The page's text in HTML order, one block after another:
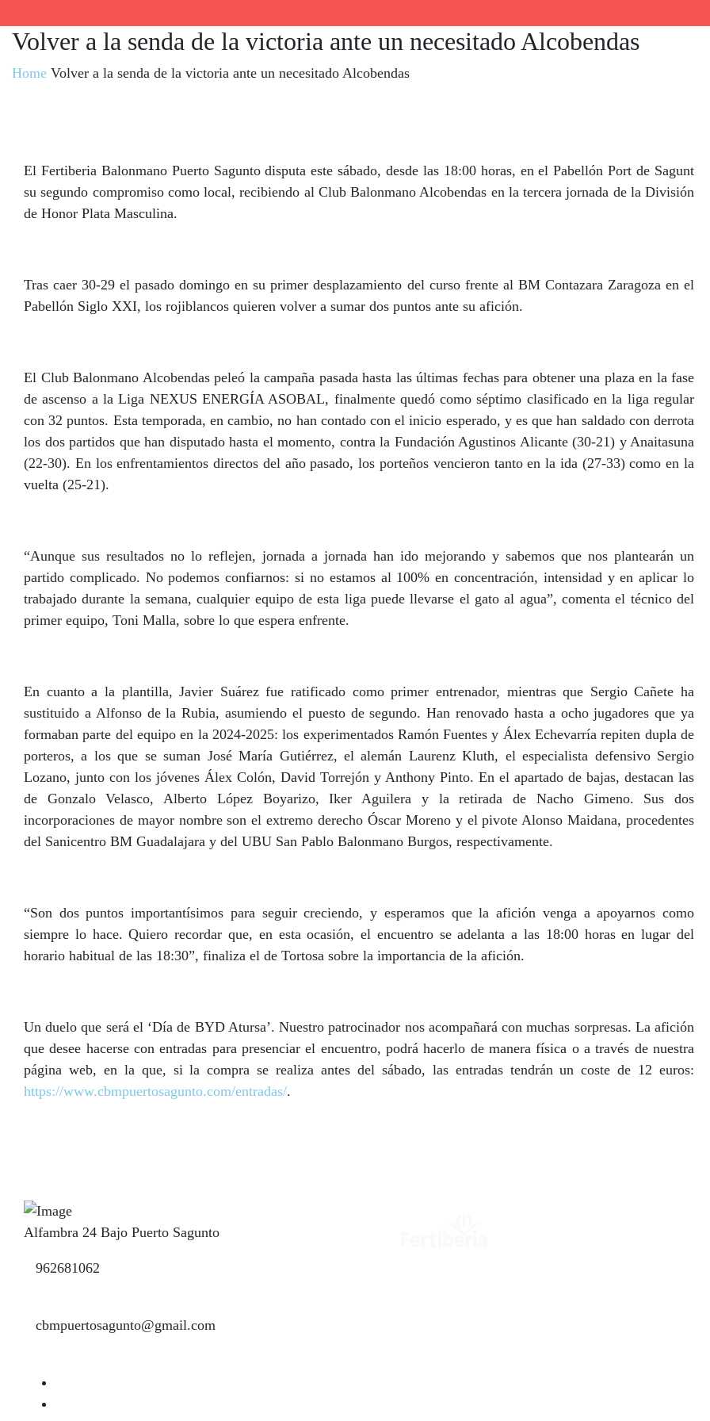
Volver a la senda de la victoria ante un necesitado Alcobendas
Home Volver a la senda de la victoria ante un necesitado Alcobendas
El Fertiberia Balonmano Puerto Sagunto disputa este sábado, desde las 18:00 horas, en el Pabellón Port de Sagunt
su segundo compromiso como local, recibiendo al Club Balonmano Alcobendas en la tercera jornada de la División
de Honor Plata Masculina.
Tras caer 30-29 el pasado domingo en su primer desplazamiento del curso frente al BM Contazara Zaragoza en el
Pabellón Siglo XXI, los rojiblancos quieren volver a sumar dos puntos ante su afición.
El Club Balonmano Alcobendas peleó la campaña pasada hasta las últimas fechas para obtener una plaza en la fase
de ascenso a la Liga NEXUS ENERGÍA ASOBAL, finalmente quedó como séptimo clasificado en la liga regular
con 32 puntos. Esta temporada, en cambio, no han contado con el inicio esperado, y es que han saldado con derrota
los dos partidos que han disputado hasta el momento, contra la Fundación Agustinos Alicante (30-21) y Anaitasuna
(22-30). En los enfrentamientos directos del año pasado, los porteños vencieron tanto en la ida (27-33) como en la
vuelta (25-21).
“Aunque sus resultados no lo reflejen, jornada a jornada han ido mejorando y sabemos que nos plantearán un
partido complicado. No podemos confiarnos: si no estamos al 100% en concentración, intensidad y en aplicar lo
trabajado durante la semana, cualquier equipo de esta liga puede llevarse el gato al agua”, comenta el técnico del
primer equipo, Toni Malla, sobre lo que espera enfrente.
En cuanto a la plantilla, Javier Suárez fue ratificado como primer entrenador, mientras que Sergio Cañete ha
sustituido a Alfonso de la Rubia, asumiendo el puesto de segundo. Han renovado hasta a ocho jugadores que ya
formaban parte del equipo en la 2024-2025: los experimentados Ramón Fuentes y Álex Echevarría repiten dupla de
porteros, a los que se suman José María Gutiérrez, el alemán Laurenz Kluth, el especialista defensivo Sergio
Lozano, junto con los jóvenes Álex Colón, David Torrejón y Anthony Pinto. En el apartado de bajas, destacan las
de Gonzalo Velasco, Alberto López Boyarizo, Iker Aguilera y la retirada de Nacho Gimeno. Sus dos
incorporaciones de mayor nombre son el extremo derecho Óscar Moreno y el pivote Alonso Maidana, procedentes
del Sanicentro BM Guadalajara y del UBU San Pablo Balonmano Burgos, respectivamente.
“Son dos puntos importantísimos para seguir creciendo, y esperamos que la afición venga a apoyarnos como
siempre lo hace. Quiero recordar que, en esta ocasión, el encuentro se adelanta a las 18:00 horas en lugar del
horario habitual de las 18:30”, finaliza el de Tortosa sobre la importancia de la afición.
Un duelo que será el ‘Día de BYD Atursa’. Nuestro patrocinador nos acompañará con muchas sorpresas. La afición
que desee hacerse con entradas para presenciar el encuentro, podrá hacerlo de manera física o a través de nuestra
página web, en la que, si la compra se realiza antes del sábado, las entradas tendrán un coste de 12 euros:
https://www.cbmpuertosagunto.com/entradas/.
Alfambra 24 Bajo Puerto Sagunto
962681062
cbmpuertosagunto@gmail.com